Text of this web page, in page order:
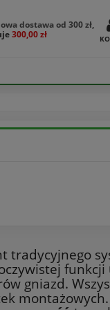
dostawa od 300 zł,
300,00 zł
tradycyjnego
funkcji
gniazd.
montażowych.